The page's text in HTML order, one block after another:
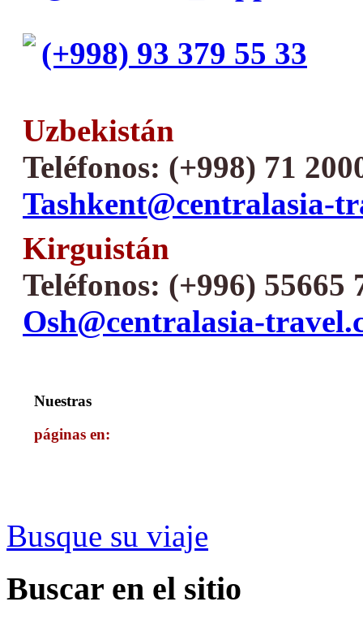
(+998) 93 379 55 33
Uzbekistán
Teléfonos: (+998) 71
Tashkent@centralasia-
Kirguistán
Teléfonos: (+996) 55665
Osh@centralasia-
Nuestras
páginas en:
Busque su viaje
Buscar en el sitio